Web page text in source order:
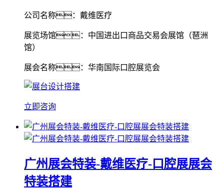
公司名称：戴维医疗
展览场馆：中国进出口商品交易会展馆（琶洲
馆）
展会名称：华南国际口腔展览会
立即咨询
广州展会特装-戴维医疗-口腔展展会
特装搭建